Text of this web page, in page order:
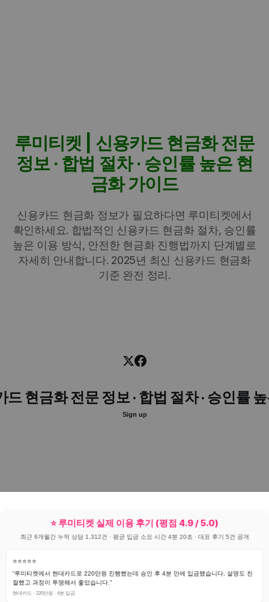
루미티켓 | 신용카드 현금화 전문
정보 · 합법 절차 · 승인률 높은 현
금화 가이드
신용카드 현금화 정보가 필요하다면 루미티켓에서
확인하세요. 합법적인 신용카드 현금화 절차, 승인률
높은 이용 방식, 안전한 현금화 진행법까지 단계별로
자세히 안내합니다. 2025년 최신 신용카드 현금화
기준 완전 정리.
현금화 전문 정보 · 합법 절차 · 승인률
Sign up
⭐ 루미티켓 실제 이용 후기 (평점 4.9 / 5.0)
최근 6개월간 누적 상담 1,312건 · 평균 입금 소요 시간 4분 20초 · 대표 후기 5건 공개
⭐⭐⭐⭐⭐
“루미티켓에서 현대카드로 220만원 진행했는데 승인 후 4분 만에 입금됐습니다. 설명도 친
절했고 과정이 투명해서 좋았습니다.”
현대카드 · 220만원 · 4분 입금